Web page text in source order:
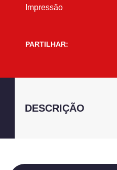
Impressão
PARTILHAR:
DESCRIÇÃO